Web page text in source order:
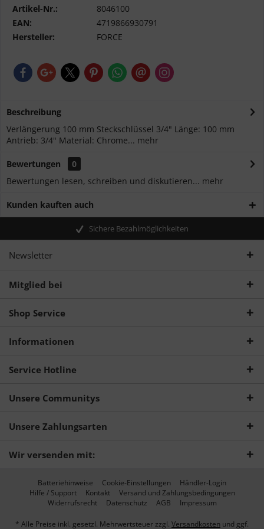
Artikel-Nr.:
8046100
EAN:
4719866930791
Hersteller:
FORCE
Beschreibung
Verlängerung 100 mm Steckschlüssel 3/4" Länge: 100 mm
Antrieb: 3/4" Material: Chrome... mehr
Bewertungen
0
Bewertungen lesen, schreiben und diskutieren... mehr
Kunden kauften auch
Sichere Bezahlmöglichkeiten
Newsletter
Mitglied bei
Shop Service
Informationen
Service Hotline
Unsere Communitys
Unsere Zahlungsarten
Wir versenden mit:
Batteriehinweise Cookie-Einstellungen
Händler-Login
Hilfe / Support
Kontakt
Versand und Zahlungsbedingungen
Widerrufsrecht
Datenschutz AGB Impressum
* Alle Preise inkl. gesetzl. Mehrwertsteuer zzgl. Versandkosten und ggf.